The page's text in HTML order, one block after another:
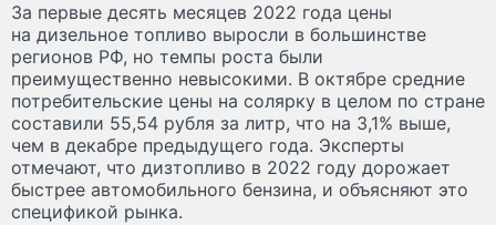
За первые десять месяцев 2022 года цены
на дизельное топливо выросли в большинстве
регионов РФ, но темпы роста были
преимущественно невысокими. В октябре средние
потребительские цены на солярку в целом по стране
составили 55,54 рубля за литр, что на 3,1% выше,
чем в декабре предыдущего года. Эксперты
отмечают, что дизтопливо в 2022 году дорожает
быстрее автомобильного бензина, и объясняют это
спецификой рынка.